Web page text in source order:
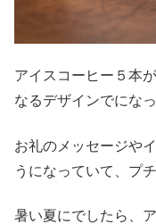
アイスコーヒー５本
なるデザインでになっ
お礼のメッセージや
うになっていて、プ
暑い夏にでしたら、